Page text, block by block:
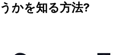
かを知る方法?